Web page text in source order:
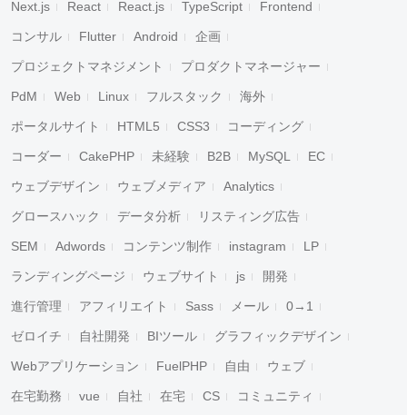
Next.js React React.js TypeScript Frontend
コンサル Flutter Android 企画
プロジェクトマネジメント プロダクトマネージャー
PdM Web Linux フルスタック 海外
ポータルサイト HTML5 CSS3 コーディング
コーダー CakePHP 未経験 B2B MySQL EC
ウェブデザイン ウェブメディア Analytics
グロースハック データ分析 リスティング広告
SEM Adwords コンテンツ制作 instagram LP
ランディングページ ウェブサイト js 開発
進行管理 アフィリエイト Sass メール 0→1
ゼロイチ 自社開発 BIツール グラフィックデザイン
Webアプリケーション FuelPHP 自由 ウェブ
在宅勤務 vue 自社 在宅 CS コミュニティ